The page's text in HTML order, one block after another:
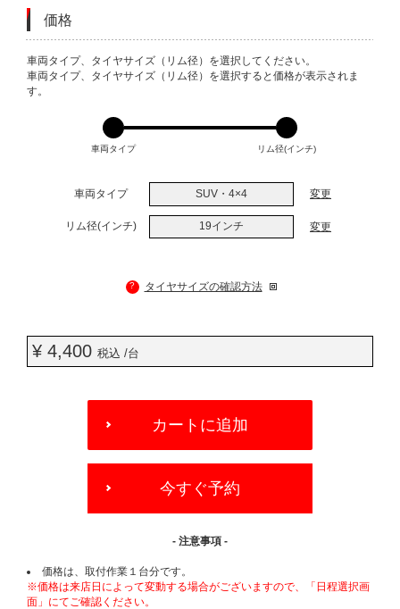
価格
VARIATIONS
車両タイプ、タイヤサイズ（リム径）を選択してください。
車両タイプ、タイヤサイズ（リム径）を選択すると価格が表示されま
す。
車両タイプ リム径(インチ)
車両タイプ SUV・4×4 変更
リム径(インチ) 19インチ 変更
? タイヤサイズの確認方法
¥ 4,400 税込 /台
OPTIONS
カートに追加
今すぐ予約
- 注意事項 -
価格は、取付作業１台分です。
※価格は来店日によって変動する場合がございますので、「日程選択画
面」にてご確認ください。